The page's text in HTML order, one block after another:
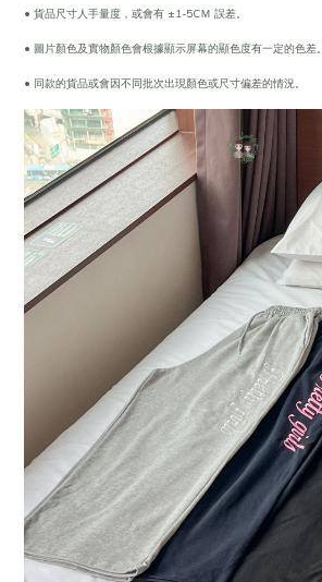
• 貨品尺寸人手量度，或會有 ±1-5CＭ 誤差。
• 圖片顏色及實物顏色會根據顯示屏幕的顯色度有一定的色差。
• 同款的貨品或會因不同批次出現顏色或尺寸偏差的情況。